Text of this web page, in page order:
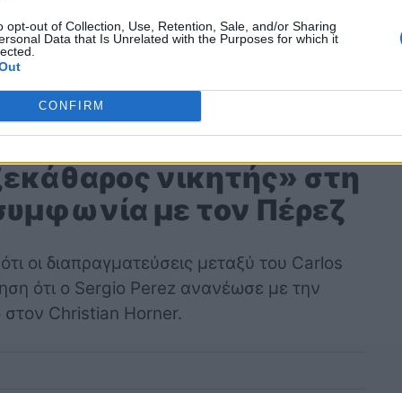
opt-out of Collection, Use, Retention, Sale, and/or Sharing
Data that Is Unrelated with the Purposes for which it
CONFIRM
χρόνια».
περνάμε στην κίνηση
νικητής» στη
με τον Πέρεζ
οι διαπραγματεύσεις μεταξύ του Carlos
ότι ο Sergio Perez ανανέωσε με την
Christian Horner.